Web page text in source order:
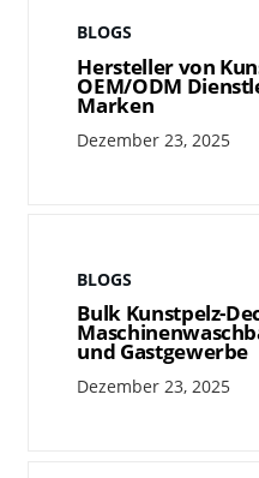
BLOGS
Hersteller von
OEM/ODM
Marken
Dezember 23, 2025
BLOGS
Bulk Kunstpelz-
und Gastgewerbe
Dezember 23, 2025